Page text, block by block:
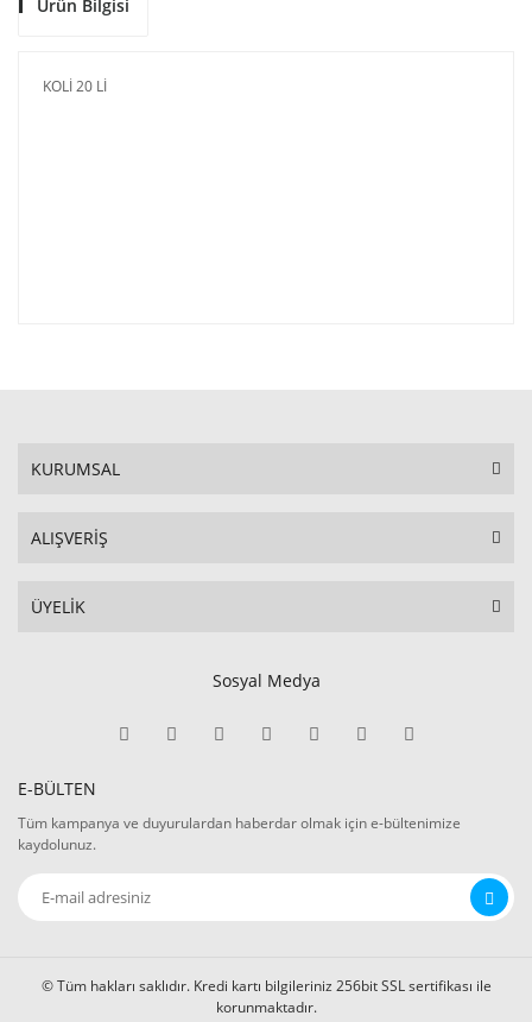
Ürün Bilgisi
KOLİ 20 Lİ
KURUMSAL
ALIŞVERİŞ
ÜYELİK
Sosyal Medya
E-BÜLTEN
Tüm kampanya ve duyurulardan haberdar olmak için e-bültenimize
kaydolunuz.
© Tüm hakları saklıdır. Kredi kartı bilgileriniz 256bit SSL sertifikası ile
korunmaktadır.